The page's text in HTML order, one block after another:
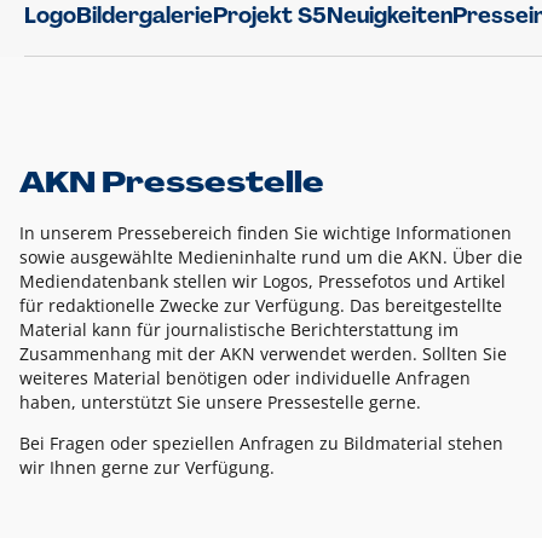
LogoBildergalerieProjekt S5Neuigkeiten
AKN Pressestelle
In unserem Pressebereich finden Sie wichtige Informationen
sowie ausgewählte Medieninhalte rund um die AKN. Über die
Mediendatenbank stellen wir Logos, Pressefotos und Artikel
für redaktionelle Zwecke zur Verfügung. Das bereitgestellte
Material kann für journalistische Berichterstattung im
Zusammenhang mit der AKN verwendet werden. Sollten Sie
weiteres Material benötigen oder individuelle Anfragen
haben, unterstützt Sie unsere Pressestelle gerne.
Bei Fragen oder speziellen Anfragen zu Bildmaterial stehen
wir Ihnen gerne zur Verfügung.